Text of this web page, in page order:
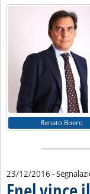
Renato Boero
23/12/2016 -